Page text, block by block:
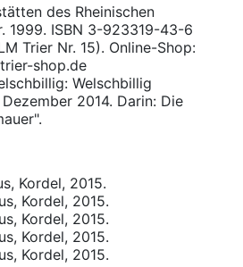
des Rheinischen
1999. ISBN 3-923319-43-6
Trier Nr. 15). Online-Shop:
shop.de
Welschbillig
2014. Darin: Die
Kordel, 2015.
Kordel, 2015.
Kordel, 2015.
Kordel, 2015.
Kordel, 2015.